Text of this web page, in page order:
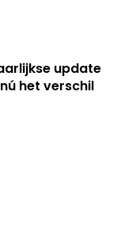
update
het verschil